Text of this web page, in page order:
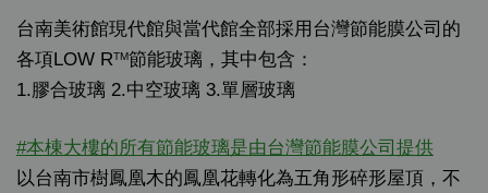
台南美術館現代館與當代館全部採用台灣節能膜公司的
各項LOW RTM節能玻璃，其中包含：
1.膠合玻璃 2.中空玻璃 3.單層玻璃
#本棟大樓的所有節能玻璃是由台灣節能膜公司提供
以台南市樹鳳凰木的鳳凰花轉化為五角形碎形屋頂，不